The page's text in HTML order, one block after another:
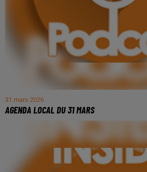
31 mars 2026
AGENDA LOCAL DU 31 MARS